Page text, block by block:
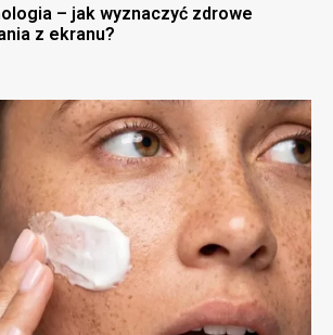
– jak wyznaczyć zdrowe
z ekranu?